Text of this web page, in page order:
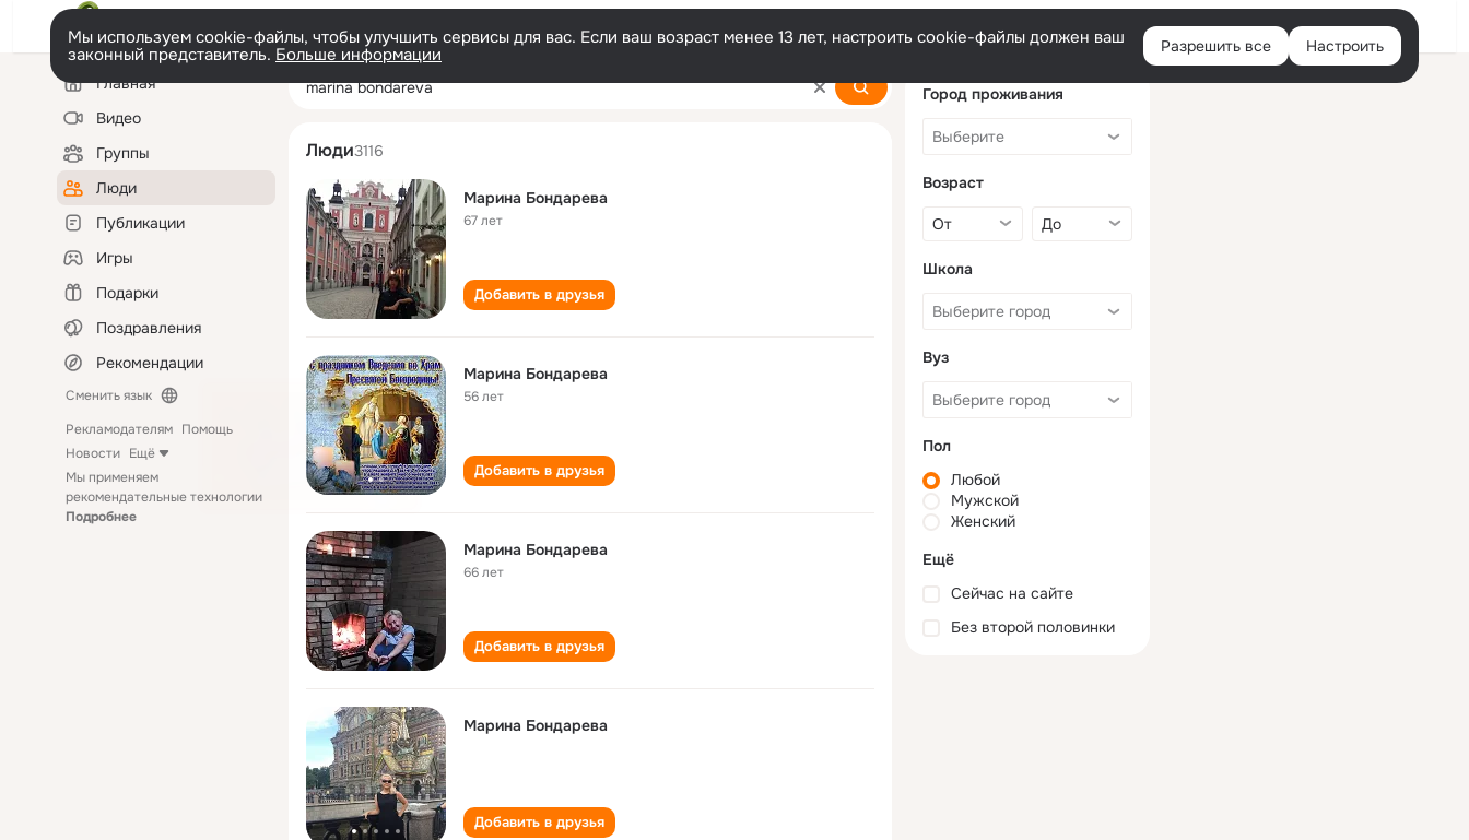
Войти
Мы используем cookie-файлы, чтобы улучшить сервисы для вас. Если ваш возраст менее 13 лет, настроить cookie-файлы должен ваш
законный представитель. Больше информации Разрешить все Настроить
Левая
колонкаГлавная
Видео
Группы
Люди
Публикации
Игры
Подарки
Поздравления
Рекомендации
Сменить язык
Рекламодателям Помощь
Новости Ещё
Мы применяем
рекомендательные технологии
Подробнее
marina bondareva
Люди3116
Марина Бондарева
67 лет
Добавить в друзья
Марина Бондарева
56 лет
Добавить в друзья
Марина Бондарева
66 лет
Добавить в друзья
Марина Бондарева
Добавить в друзья
Город проживания
Возраст
Школа
Вуз
Пол
Любой
Мужской
Женский
Ещё
Сейчас на сайте
Без второй половинки